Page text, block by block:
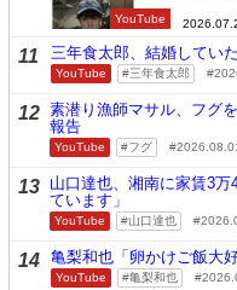
YouTube
11 三年食太郎、結婚してい
YouTube 三年食太郎
12 素潜り漁師マサル、フグ
報告
YouTube フグ
13 山口達也、湘南に家賃3
ています」
YouTube 山口達也
14 亀梨和也「卵かけご飯大
YouTube 亀梨和也